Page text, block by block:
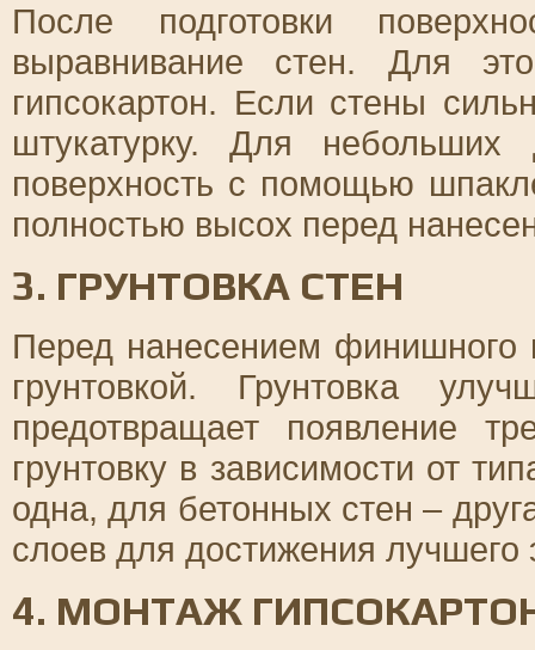
После подготовки
выравнивание стен. Для
гипсокартон. Если стены
штукатурку. Для небольших
поверхность с помощью
полностью высох перед
3. ГРУНТОВКА СТЕН
Перед нанесением финишного
грунтовкой. Грунтовка
предотвращает появление
грунтовку в зависимости от
одна, для бетонных стен –
слоев для достижения
4. МОНТАЖ